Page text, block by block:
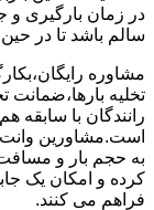
در زمان بارگیری و
سالم باشد تا در حین
مشاوره
تخلیه بارها،ضمانت
رانندگان با
است.مشاورین وانت
به حجم بار و
کرده و امکان یک
فراهم می کنند.